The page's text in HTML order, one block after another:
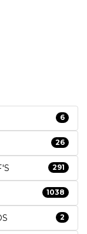
6
26
291
1038
2